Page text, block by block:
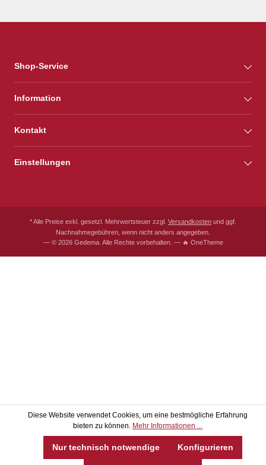
Shop-Service
Information
Kontakt
Einstellungen
* Alle Preise exkl. gesetzl. Mehrwertsteuer zzgl. Versandkosten und ggf.
Nachnahmegebühren, wenn nicht anders angegeben.
— © 2026 Gedema. Alle Rechte vorbehalten. — 🔥 OneTheme
Diese Website verwendet Cookies, um eine bestmögliche Erfahrung
bieten zu können. Mehr Informationen ...
Nur technisch notwendige Konfigurieren